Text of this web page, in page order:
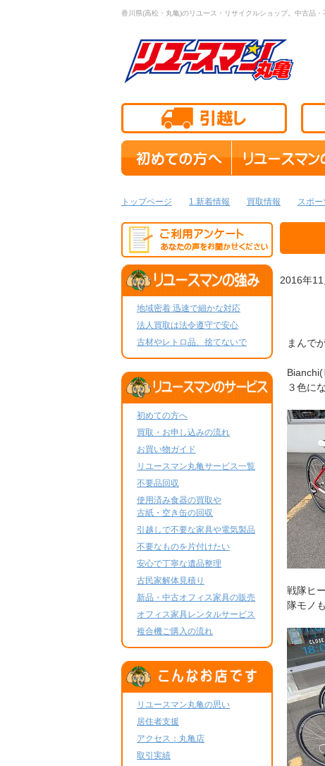
香川県(高松・丸亀)のリユース・リサイクルショップ。中古品・
トップページ 1.新着情報 買取情報 スポ
2016年
まんで
３色に
戦隊ヒ
隊モノ
地域密着 迅速で細かな対応
法人買取は法令遵守で安心
古材やレトロ品、捨てないで
初めての方へ
買取・お申し込みの流れ
お買い物ガイド
リユースマン丸亀サービス一覧
不要品回収
使用済み食器の買取や
古紙・空き缶の回収
引越しで不要な家具や電気製品
不要なものを片付けたい
安心で丁寧な遺品整理
古民家解体見積り
新品・中古オフィス家具の販売
オフィス家具レンタルサービス
複合機ご購入の流れ
リユースマン丸亀の思い
居住者支援
アクセス：丸亀店
取引実績